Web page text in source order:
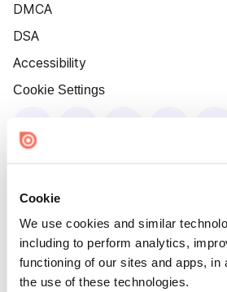
Cookie
We use cookies and similar
including to perform analytics,
functioning of our sites and apps, in
the use of these technologies.
DMCA
DSA
Accessibility
Cookie Settings